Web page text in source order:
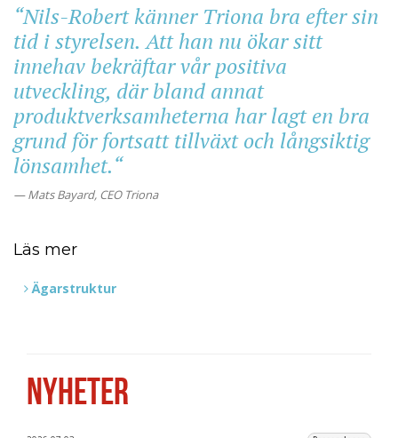
“Nils-Robert känner Triona bra efter sin
tid i styrelsen. Att han nu ökar sitt
innehav bekräftar vår positiva
utveckling, där bland annat
produktverksamheterna har lagt en bra
grund för fortsatt tillväxt och långsiktig
lönsamhet.“
Mats Bayard, CEO Triona
Läs mer
Ägarstruktur
NYHETER